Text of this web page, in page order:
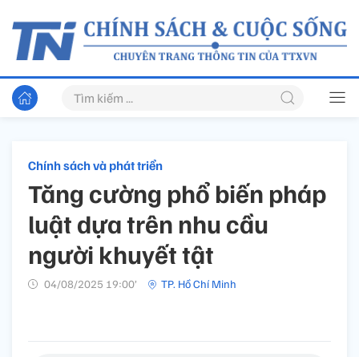
Chính sách và phát triển
Tăng cường phổ biến pháp
luật dựa trên nhu cầu
người khuyết tật
04/08/2025 19:00’ TP. Hồ Chí Minh